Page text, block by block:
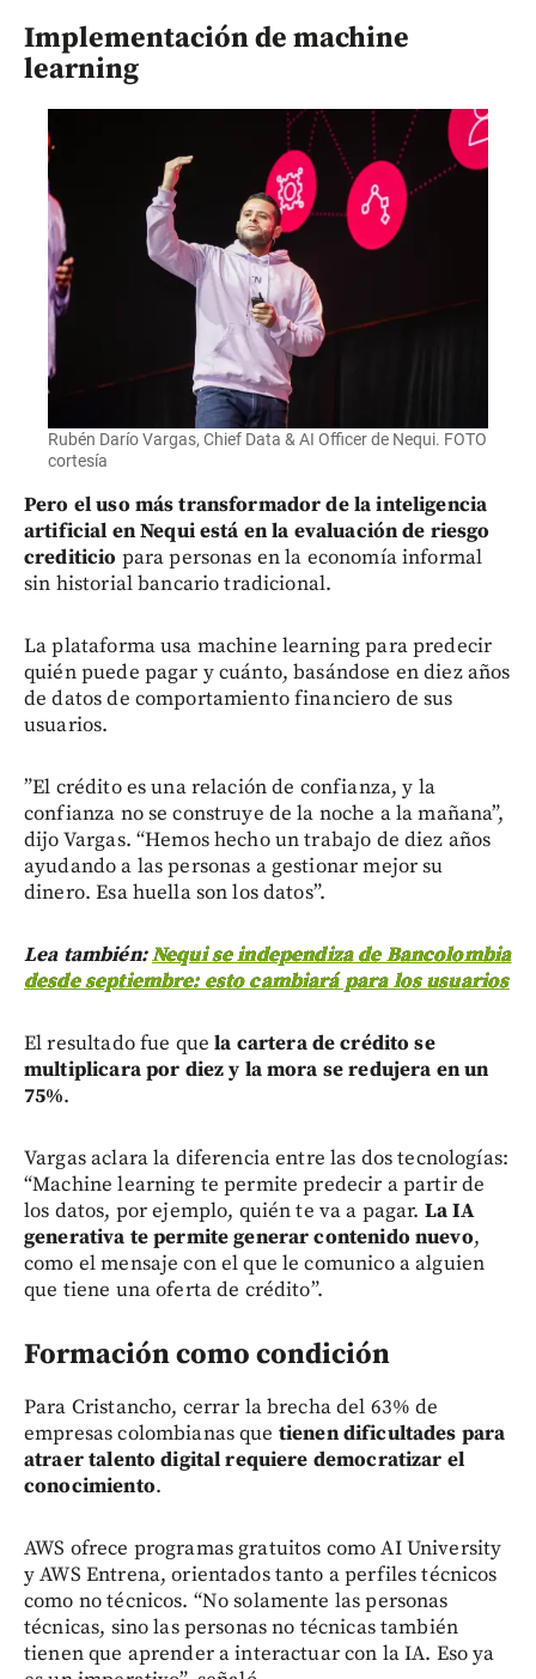
Implementación de machine
learning
Rubén Darío Vargas, Chief Data & AI Officer de Nequi. FOTO
cortesía
Pero el uso más transformador de la inteligencia
artificial en Nequi está en la evaluación de riesgo
crediticio para personas en la economía informal
sin historial bancario tradicional.
La plataforma usa machine learning para predecir
quién puede pagar y cuánto, basándose en diez años
de datos de comportamiento financiero de sus
usuarios.
”El crédito es una relación de confianza, y la
confianza no se construye de la noche a la mañana”,
dijo Vargas. “Hemos hecho un trabajo de diez años
ayudando a las personas a gestionar mejor su
dinero. Esa huella son los datos”.
Lea también:Nequi se independiza de Bancolombia
desde septiembre: esto cambiará para los usuarios
El resultado fue quela cartera de crédito se
multiplicara por diez y la mora se redujera en un
75%.
Vargas aclara la diferencia entre las dos tecnologías:
“Machine learning te permite predecir a partir de
los datos, por ejemplo, quién te va a pagar. La IA
generativa te permite generar contenido nuevo,
como el mensaje con el que le comunico a alguien
que tiene una oferta de crédito”.
Formación como condición
Para Cristancho, cerrar la brecha del 63% de
empresas colombianas que tienen dificultades para
atraer talento digital requiere democratizar el
conocimiento.
AWS ofrece programas gratuitos como AI University
y AWS Entrena, orientados tanto a perfiles técnicos
como no técnicos. “No solamente las personas
técnicas, sino las personas no técnicas también
tienen que aprender a interactuar con la IA. Eso ya